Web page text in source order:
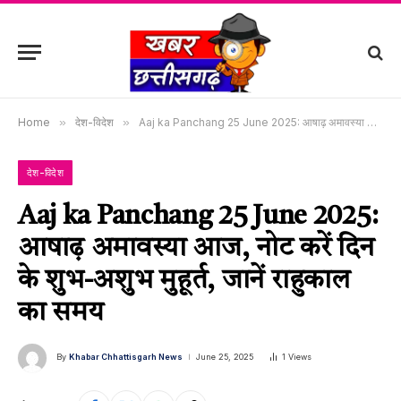
Home » देश-विदेश » Aaj ka Panchang 25 June 2025: आषाढ़ अमावस्या आज, नोट करें दिन के शुभ-अशुभ मुहूर्त, जानें राहुकाल का समय
देश-विदेश
Aaj ka Panchang 25 June 2025:
आषाढ़ अमावस्या आज, नोट करें दिन
के शुभ-अशुभ मुहूर्त, जानें राहुकाल
का समय
By Khabar Chhattisgarh News June 25, 2025 1 Views